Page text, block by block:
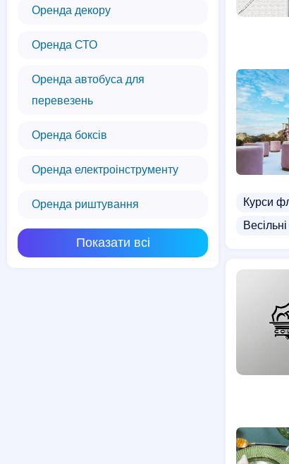
Оренда декору
Оренда СТО
Оренда автобуса для
перевезень
Оренда боксів
Оренда електроінструменту
Оренда риштування
Показати всі
Курси